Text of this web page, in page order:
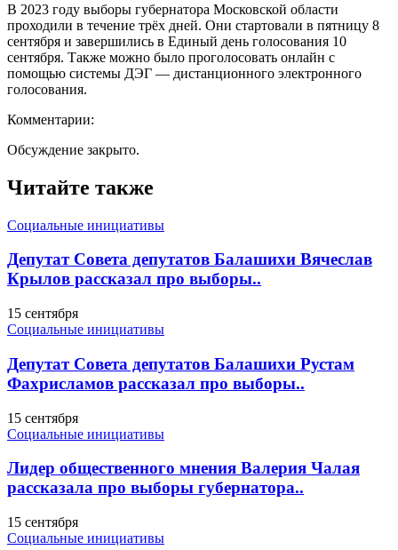
В 2023 году выборы губернатора Московской области
проходили в течение трёх дней. Они стартовали в пятницу 8
сентября и завершились в Единый день голосования 10
сентября. Также можно было проголосовать онлайн с
помощью системы ДЭГ — дистанционного электронного
голосования.
Комментарии:
Обсуждение закрыто.
Читайте также
Социальные инициативы
Депутат Совета депутатов Балашихи Вячеслав
Крылов рассказал про выборы..
15 сентября
Социальные инициативы
Депутат Совета депутатов Балашихи Рустам
Фахрисламов рассказал про выборы..
15 сентября
Социальные инициативы
Лидер общественного мнения Валерия Чалая
рассказала про выборы губернатора..
15 сентября
Социальные инициативы